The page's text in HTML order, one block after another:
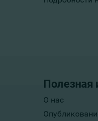
Полезная
О нас